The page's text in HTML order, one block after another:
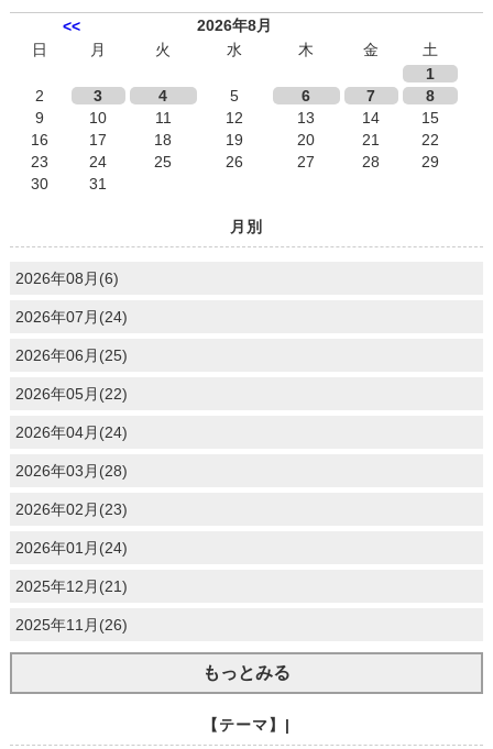
<<
2026年8月
日
月 火 水 木 金
土
1
2
3 4 5 6 7
8
9
10 11 12 13 14
15
16
17 18 19 20 21
22
23
24 25 26 27 28
29
30
31
月別
2026年08月(6)
2026年07月(24)
2026年06月(25)
2026年05月(22)
2026年04月(24)
2026年03月(28)
2026年02月(23)
2026年01月(24)
2025年12月(21)
2025年11月(26)
もっとみる
【テーマ】|